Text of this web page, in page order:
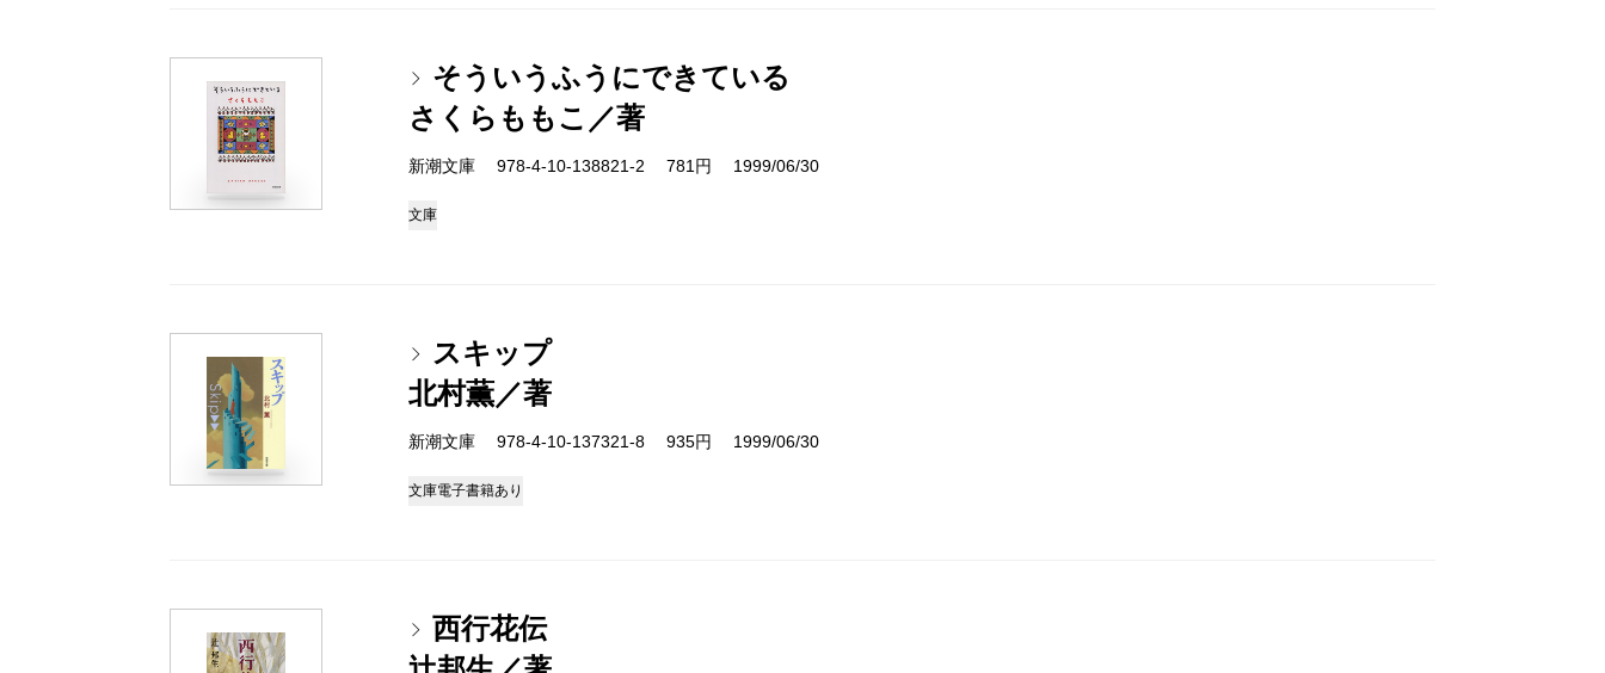
そういうふうにできている
さくらももこ／著
新潮文庫 978-4-10-138821-2 781円 1999/06/30
文庫
スキップ
北村薫／著
新潮文庫 978-4-10-137321-8 935円 1999/06/30
文庫電子書籍あり
西行花伝